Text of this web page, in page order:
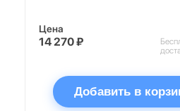
Цена
14 270 ₽
Добавить в